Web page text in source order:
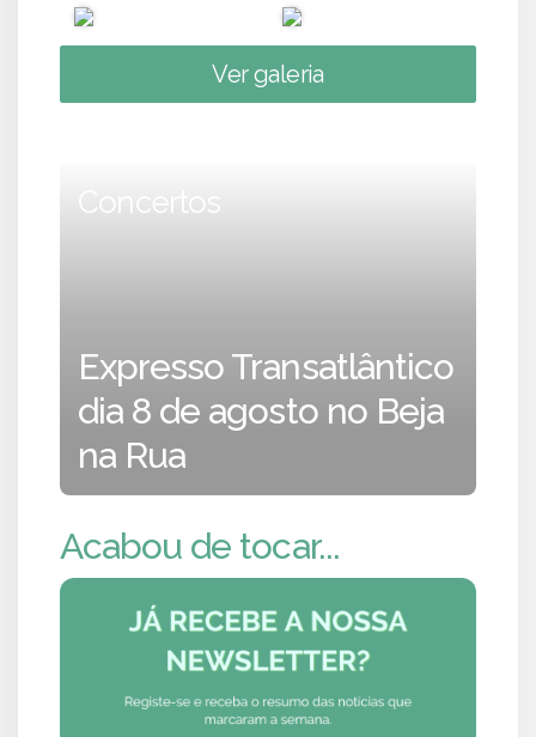
Ver galeria
Concertos
Expresso Transatlântico
dia 8 de agosto no Beja
na Rua
Acabou de tocar...